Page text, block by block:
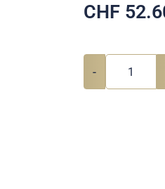
CHF
-